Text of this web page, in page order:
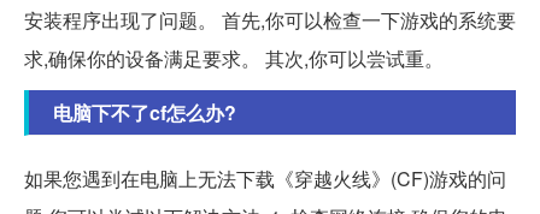
安装程序出现了问题。 首先,你可以检查一下游戏的系统要
求,确保你的设备满足要求。 其次,你可以尝试重。
电脑下不了cf怎么办?
如果您遇到在电脑上无法下载《穿越火线》(CF)游戏的问